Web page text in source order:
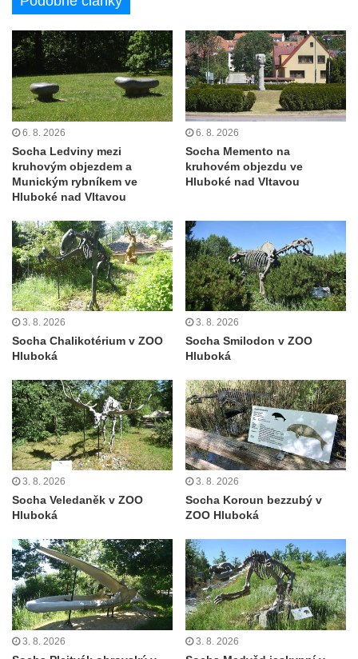
Socha na náměstí J. V. Kamarýta ve
Pomník J. V. Kamarýta v Krumlovské ulici ve
Velešíně
Pamětní deska arcibiskupa Micara ve
vstupu do poutního místa Římov
Liberci
Pamětní deska Vojtěcha Kocmicha na
Pomník na paměť zrušení roboty v Plavu
Socha vodníka v Plavu
Socha svatého Jana Nepomuckého v
Třebušíně
Pamětní deska Johanna Nepomuka
Fischera na domě čp. 5/16 na třídě 9.
Pamětní deska Johanna Neumanna
severně od Tokáně
Obrázek svatého Huberta na buku svatého
Huberta
Obrázek svatého Jakuba na skále u cesty
východně od Srbské Kamenice
čp. 37 v Račicích
Socha ležícího koně v Sadech
Československé armády v Teplicích
Socha Medvídě v Tierpark Chemnitz
Sochy Ležící žena v Tierpark Chemnitz
6. 8. 2026
Socha Ledviny mezi
kruhovým objezdem a
Munickým rybníkem ve
Hluboké nad Vltavou
6. 8. 2026
Socha Memento na
kruhovém objezdu ve
Hluboké nad Vltavou
3. 8. 2026
Socha Chalikotérium v ZOO
Hluboká
3. 8. 2026
Socha Smilodon v ZOO
Hluboká
3. 8. 2026
Socha Veledaněk v ZOO
Hluboká
3. 8. 2026
Socha Koroun bezzubý v
ZOO Hluboká
3. 8. 2026 3. 8. 2026